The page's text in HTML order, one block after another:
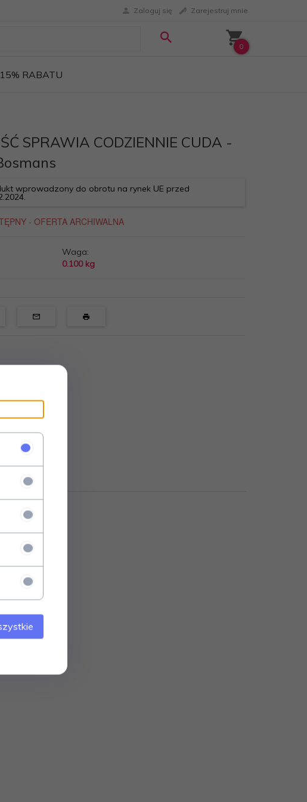
Zaloguj się Zarejestruj mnie
0
RABATU
SPRAWIA CODZIENNIE CUDA -
wprowadzony do obrotu na rynek UE przed
Waga:
0.100 kg